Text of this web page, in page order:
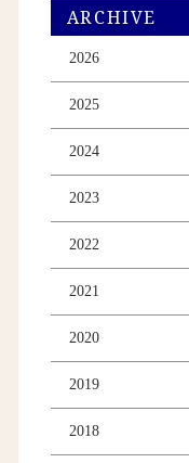
ARCHIVE
2026
2025
2024
2023
2022
2021
2020
2019
2018